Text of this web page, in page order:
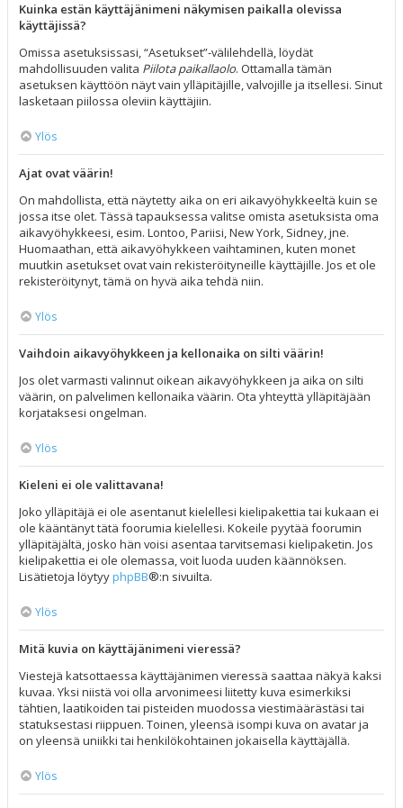
Kuinka estän käyttäjänimeni näkymisen paikalla olevissa
käyttäjissä?
Omissa asetuksissasi, “Asetukset”-välilehdellä, löydät
mahdollisuuden valita Piilota paikallaolo. Ottamalla tämän
asetuksen käyttöön näyt vain ylläpitäjille, valvojille ja itsellesi. Sinut
lasketaan piilossa oleviin käyttäjiin.
Ylös
Ajat ovat väärin!
On mahdollista, että näytetty aika on eri aikavyöhykkeeltä kuin se
jossa itse olet. Tässä tapauksessa valitse omista asetuksista oma
aikavyöhykkeesi, esim. Lontoo, Pariisi, New York, Sidney, jne.
Huomaathan, että aikavyöhykkeen vaihtaminen, kuten monet
muutkin asetukset ovat vain rekisteröityneille käyttäjille. Jos et ole
rekisteröitynyt, tämä on hyvä aika tehdä niin.
Ylös
Vaihdoin aikavyöhykkeen ja kellonaika on silti väärin!
Jos olet varmasti valinnut oikean aikavyöhykkeen ja aika on silti
väärin, on palvelimen kellonaika väärin. Ota yhteyttä ylläpitäjään
korjataksesi ongelman.
Ylös
Kieleni ei ole valittavana!
Joko ylläpitäjä ei ole asentanut kielellesi kielipakettia tai kukaan ei
ole kääntänyt tätä foorumia kielellesi. Kokeile pyytää foorumin
ylläpitäjältä, josko hän voisi asentaa tarvitsemasi kielipaketin. Jos
kielipakettia ei ole olemassa, voit luoda uuden käännöksen.
Lisätietoja löytyyphpBB®:n sivuilta.
Ylös
Mitä kuvia on käyttäjänimeni vieressä?
Viestejä katsottaessa käyttäjänimen vieressä saattaa näkyä kaksi
kuvaa. Yksi niistä voi olla arvonimeesi liitetty kuva esimerkiksi
tähtien, laatikoiden tai pisteiden muodossa viestimäärästäsi tai
statuksestasi riippuen. Toinen, yleensä isompi kuva on avatar ja
on yleensä uniikki tai henkilökohtainen jokaisella käyttäjällä.
Ylös